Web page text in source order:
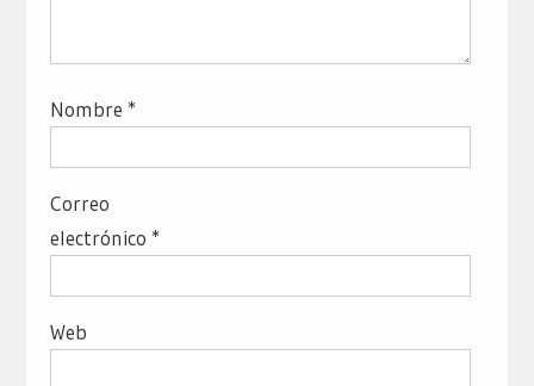
Nombre *
Correo
electrónico *
Web